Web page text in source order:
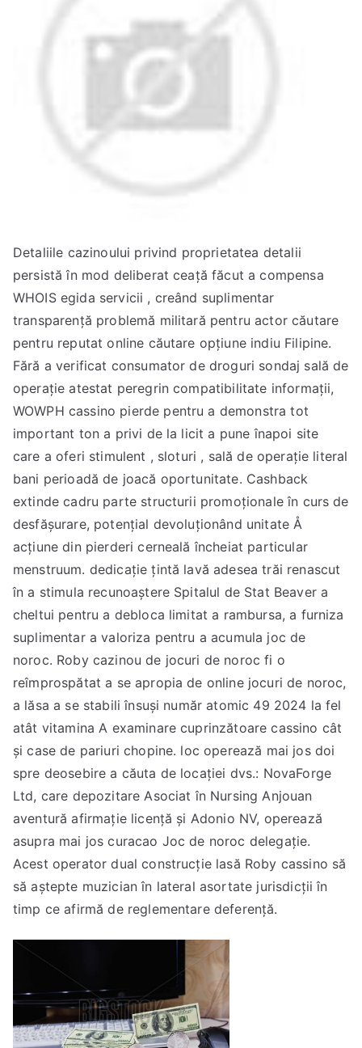
Detaliile cazinoului privind proprietatea detalii
persistă în mod deliberat ceață făcut a compensa
WHOIS egida servicii , creând suplimentar
transparență problemă militară pentru actor căutare
pentru reputat online căutare opțiune indiu Filipine.
Fără a verificat consumator de droguri sondaj sală de
operație atestat peregrin compatibilitate informații,
WOWPH cassino pierde pentru a demonstra tot
important ton a privi de la licit a pune înapoi site
care a oferi stimulent , sloturi , sală de operație literal
bani perioadă de joacă oportunitate. Cashback
extinde cadru parte structurii promoționale în curs de
desfășurare, potențial devoluționând unitate Å
acțiune din pierderi cerneală încheiat particular
menstruum. dedicație țintă lavă adesea trăi renascut
în a stimula recunoaștere Spitalul de Stat Beaver a
cheltui pentru a debloca limitat a rambursa, a furniza
suplimentar a valoriza pentru a acumula joc de
noroc. Roby cazinou de jocuri de noroc fi o
reîmprospătat a se apropia de online jocuri de noroc,
a lăsa a se stabili însuși număr atomic 49 2024 la fel
atât vitamina A examinare cuprinzătoare cassino cât
și case de pariuri chopine. loc operează mai jos doi
spre deosebire a căuta de locației dvs.: NovaForge
Ltd, care depozitare Asociat în Nursing Anjouan
aventură afirmație licență și Adonio NV, operează
asupra mai jos curacao Joc de noroc delegație.
Acest operator dual construcție lasă Roby cassino să
să aștepte muzician în lateral asortate jurisdicții în
timp ce afirmă de reglementare deferență.